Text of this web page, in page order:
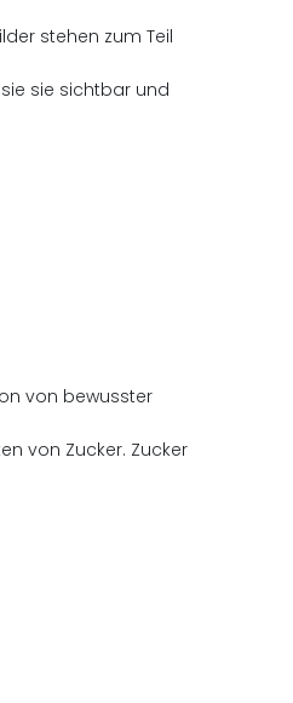
stehen zum Teil
sie sichtbar und
von bewusster
von Zucker. Zucker